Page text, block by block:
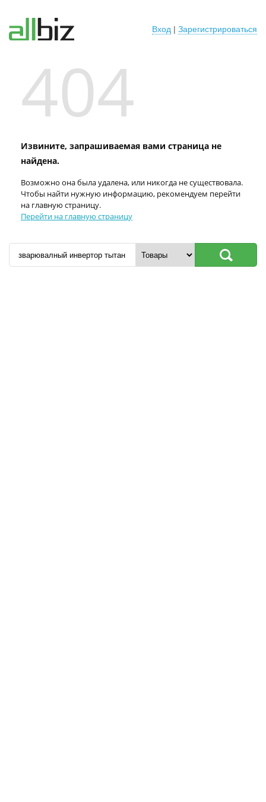
Вход | Зарегистрироваться
404
Извините, запрашиваемая вами страница не
найдена.
Возможно она была удалена, или никогда не существовала.
Чтобы найти нужную информацию, рекомендуем перейти
на главную страницу.
Перейти на главную страницу